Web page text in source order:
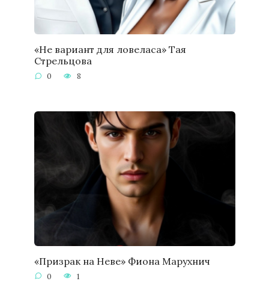
«Не вариант для ловеласа» Тая
Стрельцова
0 8
«Призрак на Неве» Фиона Марухнич
0 1